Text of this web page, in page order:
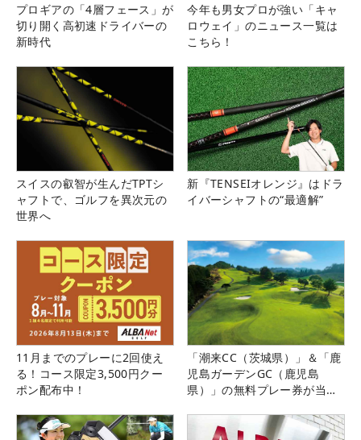
プロギアの「4層フェース」が
切り開く高初速ドライバーの
新時代
今年も男女プロが強い「キャ
ロウェイ」のニュース一覧は
こちら！
スイスの叡智が生んだTPTシ
ャフトで、ゴルフを異次元の
世界へ
新『TENSEIオレンジ』はドラ
イバーシャフトの“最適解”
11月までのプレーに2回使え
る！コース限定3,500円クー
ポン配布中！
「潮来CC（茨城県）」＆「鹿
児島ガーデンGC（鹿児島
県）」の無料プレー券が当た